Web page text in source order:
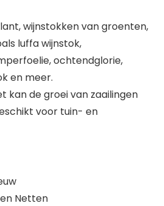
wijnstokken van groenten,
luffa wijnstok,
ochtendglorie,
en meer.
kan de groei van zaailingen
voor tuin- en
Netten